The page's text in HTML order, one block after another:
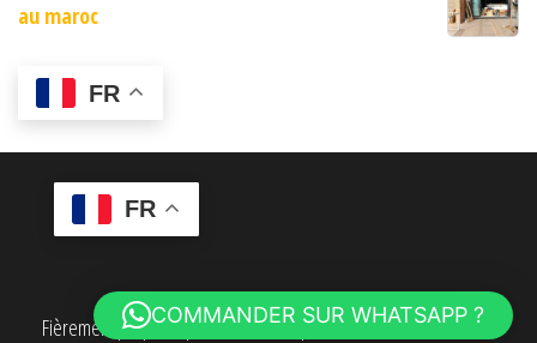
au maroc
FR
FR
Fièrement propulsé parWordPress |Thème :Envo eCommerce
COMMANDER SUR WHATSAPP ?